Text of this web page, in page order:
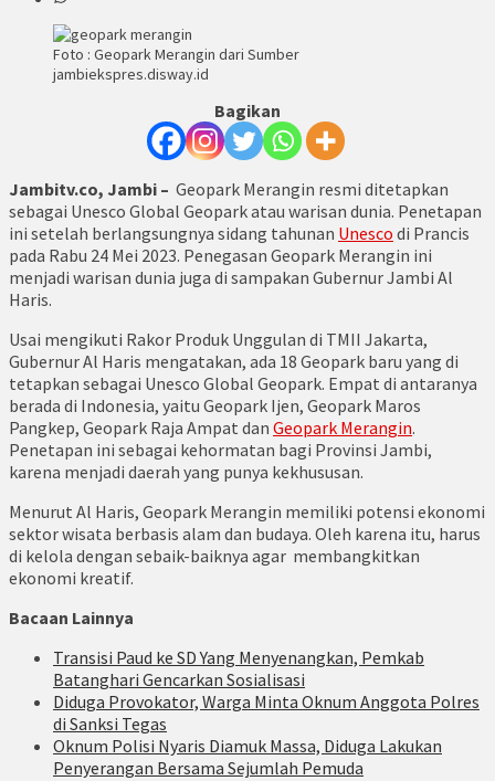
Foto : Geopark Merangin dari Sumber
jambiekspres.disway.id
Bagikan
Jambitv.co, Jambi – Geopark Merangin resmi ditetapkan
sebagai Unesco Global Geopark atau warisan dunia. Penetapan
ini setelah berlangsungnya sidang tahunan Unesco di Prancis
pada Rabu 24 Mei 2023. Penegasan Geopark Merangin ini
menjadi warisan dunia juga di sampakan Gubernur Jambi Al
Haris.
Usai mengikuti Rakor Produk Unggulan di TMII Jakarta,
Gubernur Al Haris mengatakan, ada 18 Geopark baru yang di
tetapkan sebagai Unesco Global Geopark. Empat di antaranya
berada di Indonesia, yaitu Geopark Ijen, Geopark Maros
Pangkep, Geopark Raja Ampat dan Geopark Merangin.
Penetapan ini sebagai kehormatan bagi Provinsi Jambi,
karena menjadi daerah yang punya kekhususan.
Menurut Al Haris, Geopark Merangin memiliki potensi ekonomi
sektor wisata berbasis alam dan budaya. Oleh karena itu, harus
di kelola dengan sebaik-baiknya agar membangkitkan
ekonomi kreatif.
Bacaan Lainnya
Transisi Paud ke SD Yang Menyenangkan, Pemkab
Batanghari Gencarkan Sosialisasi
Diduga Provokator, Warga Minta Oknum Anggota Polres
di Sanksi Tegas
Oknum Polisi Nyaris Diamuk Massa, Diduga Lakukan
Penyerangan Bersama Sejumlah Pemuda